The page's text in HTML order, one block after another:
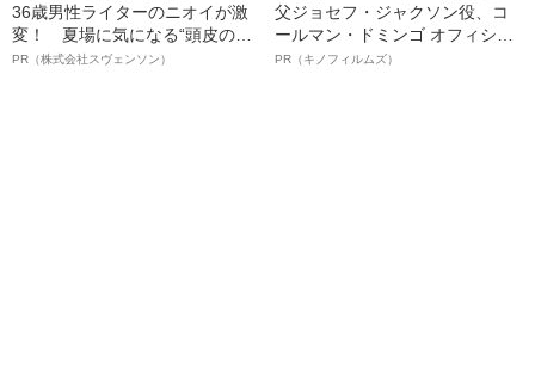
36歳男性ライターのニオイが激
変！ 夏場に気になる“頭皮のニ
オイ”や“ベタつき”を解消す
PR（株式会社スヴェンソン）
父ジョセフ・ジャクソン役、コ
ールマン・ドミンゴ オフィシャ
ルインタビュー“観客を魅了した
PR（キノフィルムズ）